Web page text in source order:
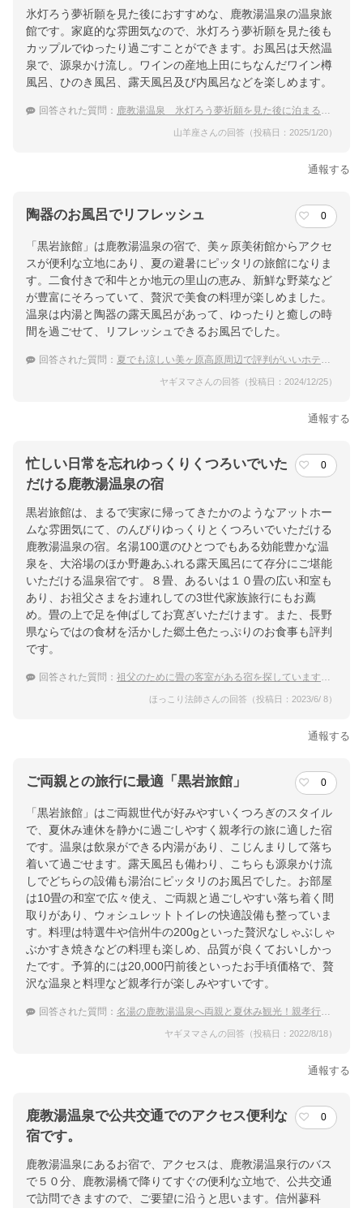
氷灯ろう夢祈願を見た後におすすめな、鹿教湯温泉の温泉旅
館です。家庭的な雰囲気なので、氷灯ろう夢祈願を見た後も
カップルでゆったり過ごすことができます。お風呂は天然温
泉で、源泉かけ流し。ワインの産地上田にちなんだワイン樽
風呂、ひのき風呂、露天風呂及び内風呂などを楽しめます。
回答された質問： 鹿教湯温泉 氷灯ろう夢祈願を見た後に泊まる温泉宿のおすすめは？
山羊座さんの回答（投稿日：2025/1/20）
通報する
陶器のお風呂でリフレッシュ 0
「黒岩旅館」は鹿教湯温泉の宿で、美ヶ原美術館からアクセ
スが便利な立地にあり、夏の避暑にピッタリの旅館になりま
す。二食付きで和牛とか地元の里山の恵み、新鮮な野菜など
が豊富にそろっていて、贅沢で美食の料理が楽しめました。
温泉は内湯と陶器の露天風呂があって、ゆったりと癒しの時
間を過ごせて、リフレッシュできるお風呂でした。
回答された質問： 夏でも涼しい美ヶ原高原周辺で評判がいいホテル・温泉宿
ヤギヌマさんの回答（投稿日：2024/12/25）
通報する
忙しい日常を忘れゆっくりくつろいでいた
だける鹿教湯温泉の宿
0
黒岩旅館は、まるで実家に帰ってきたかのようなアットホー
ムな雰囲気にて、のんびりゆっくりとくつろいでいただける
鹿教湯温泉の宿。名湯100選のひとつでもある効能豊かな温
泉を、大浴場のほか野趣あふれる露天風呂にて存分にご堪能
いただける温泉宿です。８畳、あるいは１０畳の広い和室も
あり、お祖父さまをお連れしての3世代家族旅行にもお薦
め。畳の上で足を伸ばしてお寛ぎいただけます。また、長野
県ならではの食材を活かした郷土色たっぷりのお食事も評判
です。
回答された質問： 祖父のために畳の客室がある宿を探しています。鹿教湯温泉でおすすめはどこですか？
ほっこり法師さんの回答（投稿日：2023/6/ 8）
通報する
ご両親との旅行に最適「黒岩旅館」 0
「黒岩旅館」はご両親世代が好みやすいくつろぎのスタイル
で、夏休み連休を静かに過ごしやすく親孝行の旅に適した宿
です。温泉は飲泉ができる内湯があり、こじんまりして落ち
着いて過ごせます。露天風呂も備わり、こちらも源泉かけ流
しでどちらの設備も湯治にピッタリのお風呂でした。お部屋
は10畳の和室で広々使え、ご両親と過ごしやすい落ち着く間
取りがあり、ウォシュレットトイレの快適設備も整っていま
す。料理は特選牛や信州牛の200gといった贅沢なしゃぶしゃ
ぶかすき焼きなどの料理も楽しめ、品質が良くておいしかっ
たです。予算的には20,000円前後といったお手頃価格で、贅
沢な温泉と料理など親孝行が楽しみやすいです。
回答された質問： 名湯の鹿教湯温泉へ両親と夏休み観光！親孝行におすすめの温泉宿
ヤギヌマさんの回答（投稿日：2022/8/18）
通報する
鹿教湯温泉で公共交通でのアクセス便利な
宿です。
0
鹿教湯温泉にあるお宿で、アクセスは、鹿教湯温泉行のバス
で５０分、鹿教湯橋で降りてすぐの便利な立地で、公共交通
で訪問できますので、ご要望に沿うと思います。信州蓼科